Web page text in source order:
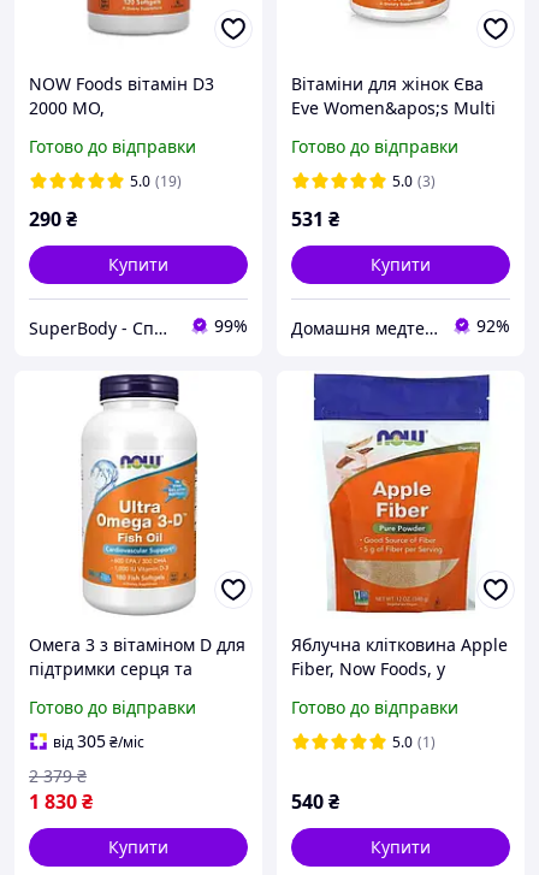
NOW Foods вітамін D3
2000 МО,
капсул
Готово до відправки
5.0 (19)
290₴
Купити
SuperBody - Спортивне харчування та аксесуари для спортсменів і не тільки!!! 99%
Вітаміни для жінок Єва
Eve Women&apos;s Multi
капсул
Готово до відправки
5.0 (3)
531 ₴
Купити
Домашня медтехніка та ортопедичні товари 92%
Омега 3 з вітаміном D для
підтримки серця та
Foods Ultra Omega 3-D
180 гел капс
Готово до відправки
від305₴/міс
1 830₴
2 379 ₴
Купити
Яблучна клітковина Apple
Fiber, Now Foods, у
Готово до відправки
5.0 (1)
540₴
Купити